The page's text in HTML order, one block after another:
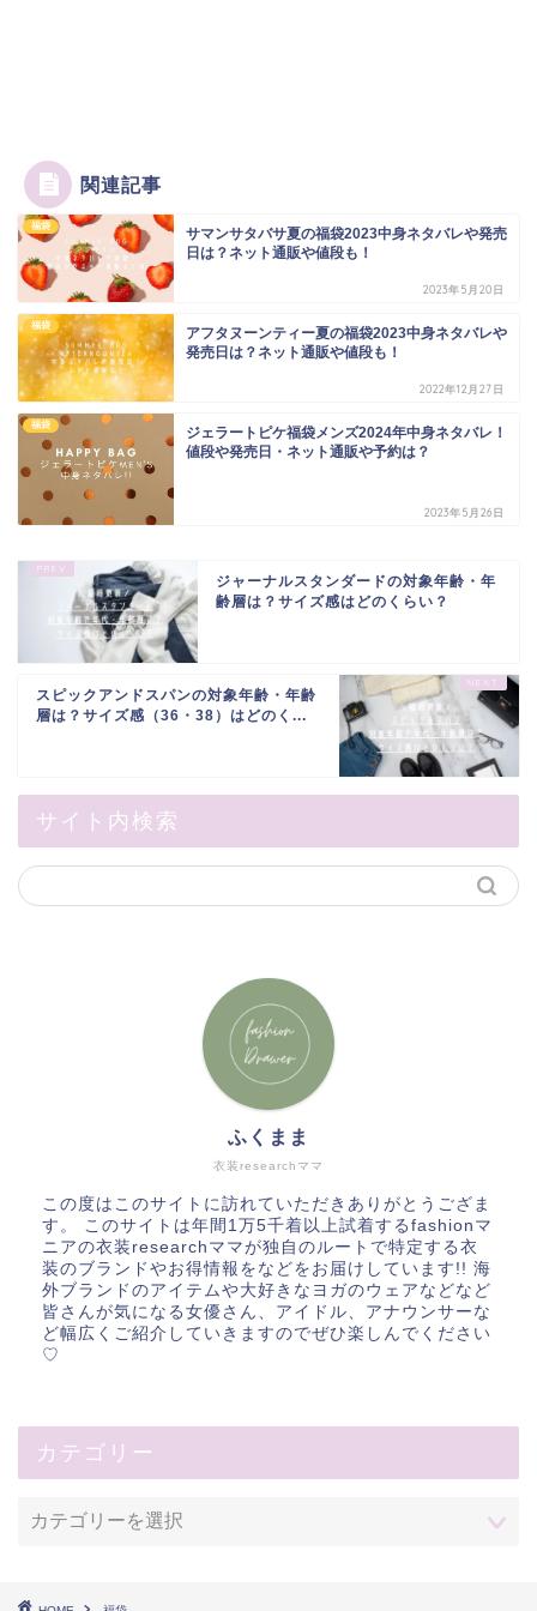
関連記事
福袋
サマンサタバサ夏の福袋2023中身ネタバレや発売
日は？ネット通販や値段も！
2023年5月20日
福袋
アフタヌーンティー夏の福袋2023中身ネタバレや
発売日は？ネット通販や値段も！
2022年12月27日
福袋
ジェラートピケ福袋メンズ2024年中身ネタバレ！
値段や発売日・ネット通販や予約は？
2023年5月26日
ジャーナルスタンダードの対象年齢・年
齢層は？サイズ感はどのくらい？
スピックアンドスパンの対象年齢・年齢
層は？サイズ感（36・38）はどのく...
サイト内検索
衣装researchママ
ふくまま
この度はこのサイトに訪れていただきありがとうござま
す。 このサイトは年間1万5千着以上試着するfashionマ
ニアの衣装researchママが独自のルートで特定する衣
装のブランドやお得情報をなどをお届けしています!! 海
外ブランドのアイテムや大好きなヨガのウェアなどなど
皆さんが気になる女優さん、アイドル、アナウンサーな
ど幅広くご紹介していきますのでぜひ楽しんでください
♡
カテゴリー